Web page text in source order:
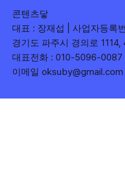
콘텐츠닿
대표 : 장재섭 | 사업자등록
경기도 파주시 경의로
대표전화 : 010-5096-0087
이메일 oksuby@gmail.com